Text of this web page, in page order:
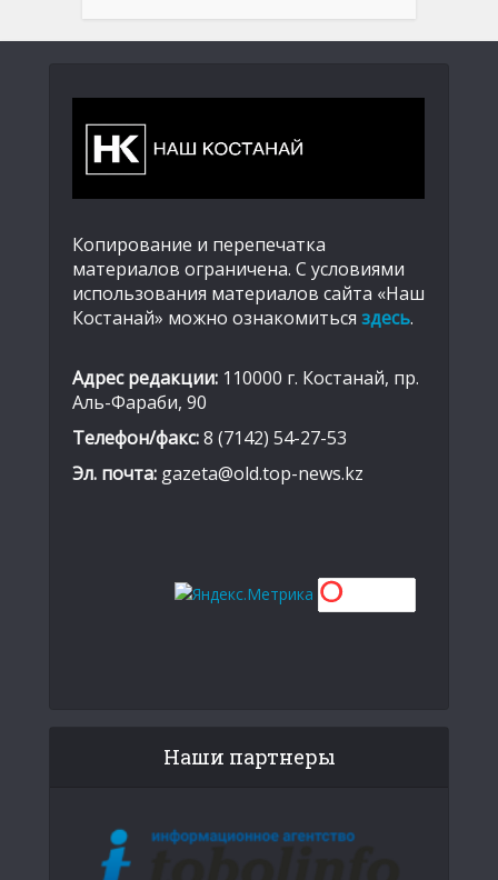
Копирование и перепечатка
материалов ограничена. С условиями
использования материалов сайта «Наш
Костанай» можно ознакомиться здесь.
Адрес редакции: 110000 г. Костанай, пр.
Аль-Фараби, 90
Телефон/факс:8 (7142) 54-27-53
Эл. почта: gazeta@old.top-news.kz
Наши партнеры